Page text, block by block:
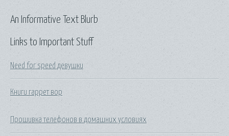
Links to Important Stuff
Need for speed девушки
Книги гаррет вор
Прошивка телефонов в домашних условиях
An Informative Text Blurb